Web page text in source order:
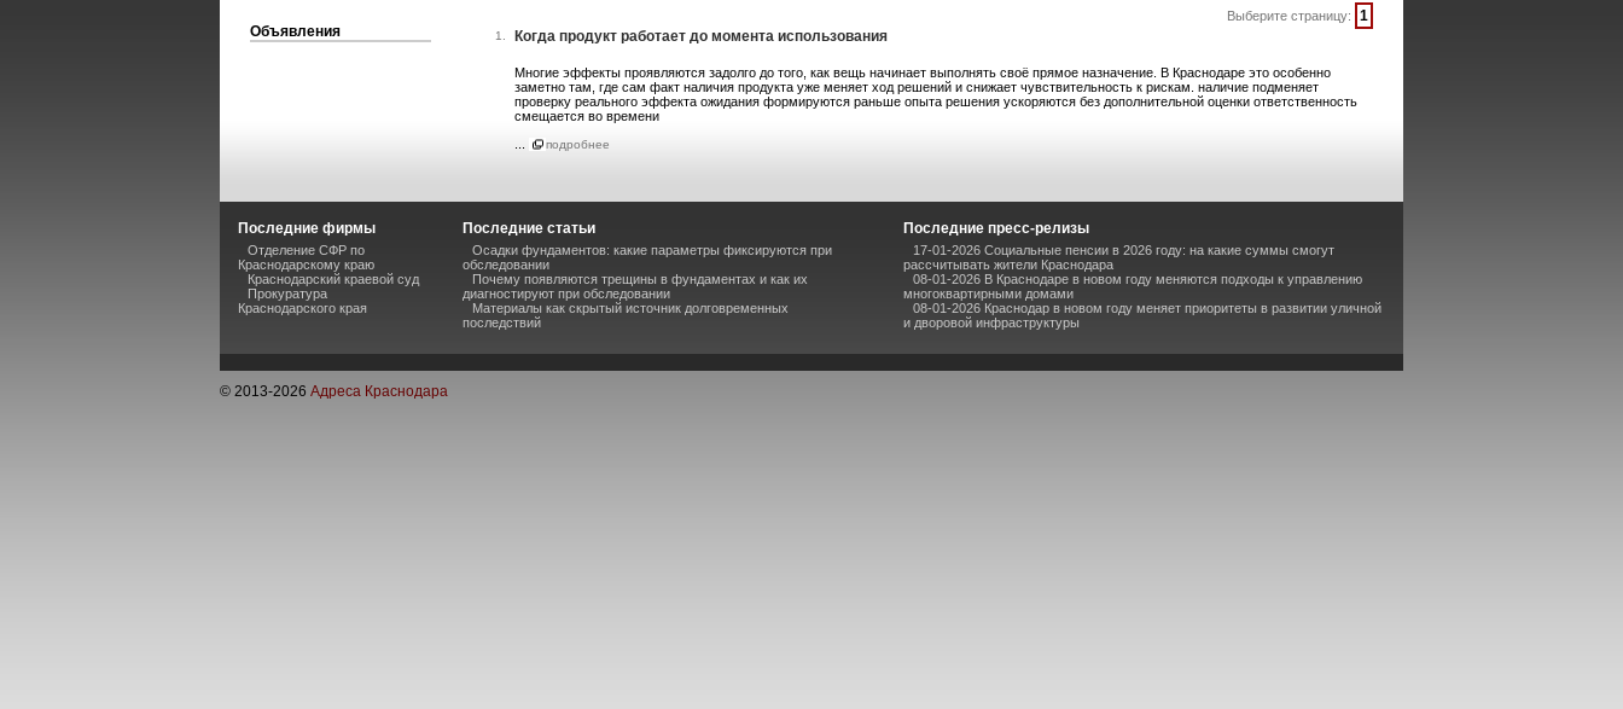
Объявления
Выберите страницу: 1
1. Когда продукт работает до момента использования
Многие эффекты проявляются задолго до того, как вещь начинает выполнять своё прямое назначение. В Краснодаре это особенно
заметно там, где сам факт наличия продукта уже меняет ход решений и снижает чувствительность к рискам. наличие подменяет
проверку реального эффекта ожидания формируются раньше опыта решения ускоряются без дополнительной оценки ответственность
смещается во времени
подробнее
Последние фирмы
Отделение СФР по
Краснодарскому краю
Краснодарский краевой суд
Прокуратура
Краснодарского края
Последние статьи
Осадки фундаментов: какие параметры фиксируются при
обследовании
Почему появляются трещины в фундаментах и как их
диагностируют при обследовании
Материалы как скрытый источник долговременных
последствий
Последние пресс-релизы
17-01-2026 Социальные пенсии в 2026 году: на какие суммы смогут
рассчитывать жители Краснодара
08-01-2026 В Краснодаре в новом году меняются подходы к управлению
многоквартирными домами
08-01-2026 Краснодар в новом году меняет приоритеты в развитии уличной
и дворовой инфраструктуры
© 2013-2026 Адреса Краснодара